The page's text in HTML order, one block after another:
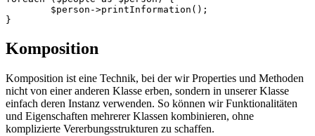
Komposition
Komposition ist eine Technik, bei der wir Properties und Methoden
nicht von einer anderen Klasse erben, sondern in unserer Klasse
einfach deren Instanz verwenden. So können wir Funktionalitäten
und Eigenschaften mehrerer Klassen kombinieren, ohne
komplizierte Vererbungsstrukturen zu schaffen.